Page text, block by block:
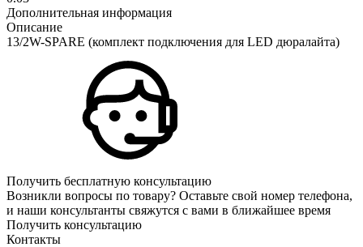
Дополнительная информация
Описание
13/2W-SPARE (комплект подключения для LED дюралайта)
Получить бесплатную консультацию
Возникли вопросы по товару? Оставьте свой номер телефона,
и наши консультанты свяжутся с вами в ближайшее время
Получить консультацию
Контакты